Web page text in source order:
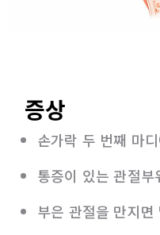
증상
손가락 두 번째 마
통증이 있는 관절부
부은 관절을 만지면